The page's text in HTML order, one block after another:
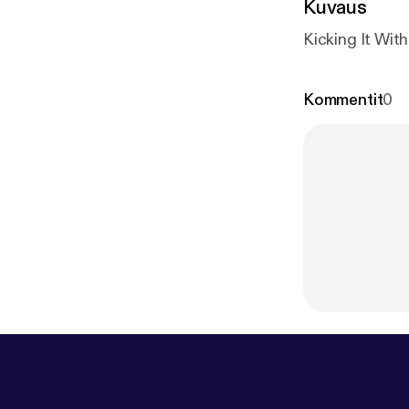
Kuvaus
Kicking It
Kommentit0